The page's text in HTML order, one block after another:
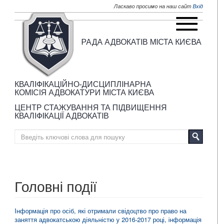
Ласкаво просимо на наш сайт Вхід
РАДА АДВОКАТІВ МІСТА КИЄВА
КВАЛІФІКАЦІЙНО-ДИСЦИПЛІНАРНА
КОМІСІЯ АДВОКАТУРИ МІСТА КИЄВА
ЦЕНТР СТАЖУВАННЯ ТА ПІДВИЩЕННЯ
КВАЛІФІКАЦІЇ АДВОКАТІВ
Головні події
Інформація про осіб, які отримали свідоцтво про право на
заняття адвокатською діяльністю у 2016-2017 році, інформація